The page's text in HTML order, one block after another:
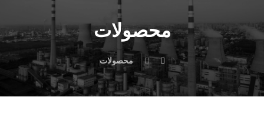
محصولات
محصولات